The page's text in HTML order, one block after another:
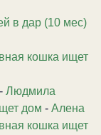
в дар (10 мес)
кошка ищет
- Людмила
дом - Алена
кошка ищет